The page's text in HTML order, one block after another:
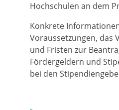
Hochschulen an dem
Konkrete
Voraussetzungen, das
und Fristen zur
Fördergeldern und
bei den